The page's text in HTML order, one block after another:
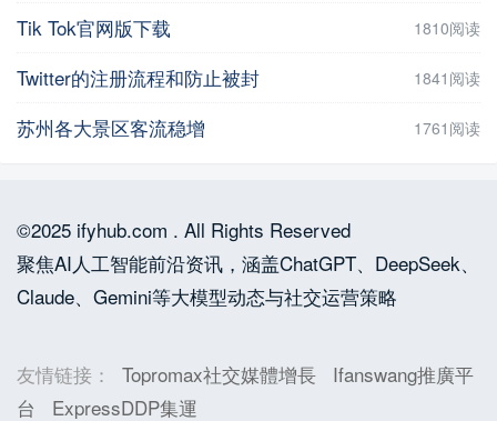
Tik Tok官网版下载 1810阅读
Twitter的注册流程和防止被封 1841阅读
苏州各大景区客流稳增 1761阅读
©2025 ifyhub.com . All Rights Reserved
聚焦AI人工智能前沿资讯，涵盖ChatGPT、DeepSeek、
Claude、Gemini等大模型动态与社交运营策略
友情链接： Topromax社交媒體增長
Ifanswang推廣平
台
ExpressDDP集運